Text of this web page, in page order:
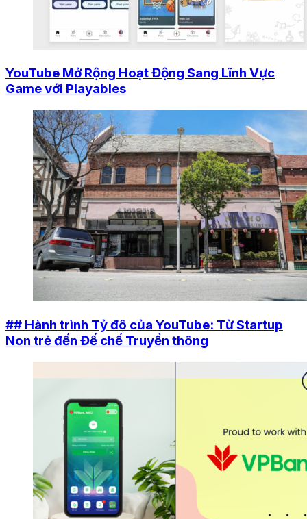
YouTube Mở Rộng Hoạt Động Sang Lĩnh Vực
Game với Playables
## Hành trình Tỷ đô của YouTube: Từ Startup
Non trẻ đến Đế chế Truyền thông